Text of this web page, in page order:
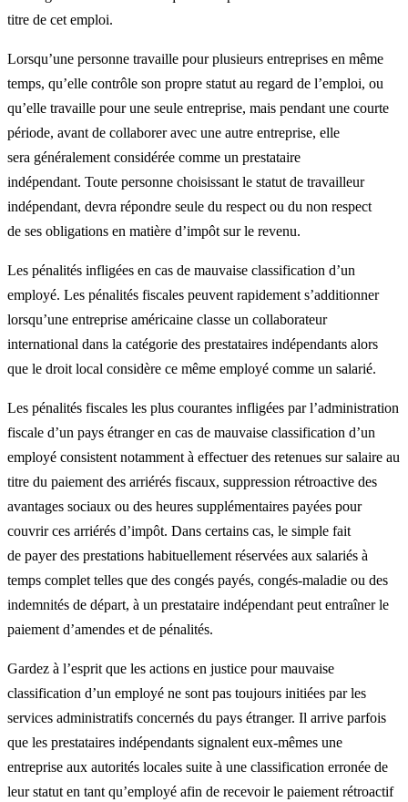
titre de cet emploi.
Lorsqu’une personne travaille pour plusieurs entreprises en même
temps, qu’elle contrôle son propre statut au regard de l’emploi, ou
qu’elle travaille pour une seule entreprise, mais pendant une courte
période, avant de collaborer avec une autre entreprise, elle
sera généralement considérée comme un prestataire
indépendant. Toute personne choisissant le statut de travailleur
indépendant, devra répondre seule du respect ou du non respect
de ses obligations en matière d’impôt sur le revenu.
Les pénalités infligées en cas de mauvaise classification d’un
employé. Les pénalités fiscales peuvent rapidement s’additionner
lorsqu’une entreprise américaine classe un collaborateur
international dans la catégorie des prestataires indépendants alors
que le droit local considère ce même employé comme un salarié.
Les pénalités fiscales les plus courantes infligées par l’administration
fiscale d’un pays étranger en cas de mauvaise classification d’un
employé consistent notamment à effectuer des retenues sur salaire au
titre du paiement des arriérés fiscaux, suppression rétroactive des
avantages sociaux ou des heures supplémentaires payées pour
couvrir ces arriérés d’impôt. Dans certains cas, le simple fait
de payer des prestations habituellement réservées aux salariés à
temps complet telles que des congés payés, congés-maladie ou des
indemnités de départ, à un prestataire indépendant peut entraîner le
paiement d’amendes et de pénalités.
Gardez à l’esprit que les actions en justice pour mauvaise
classification d’un employé ne sont pas toujours initiées par les
services administratifs concernés du pays étranger. Il arrive parfois
que les prestataires indépendants signalent eux-mêmes une
entreprise aux autorités locales suite à une classification erronée de
leur statut en tant qu’employé afin de recevoir le paiement rétroactif